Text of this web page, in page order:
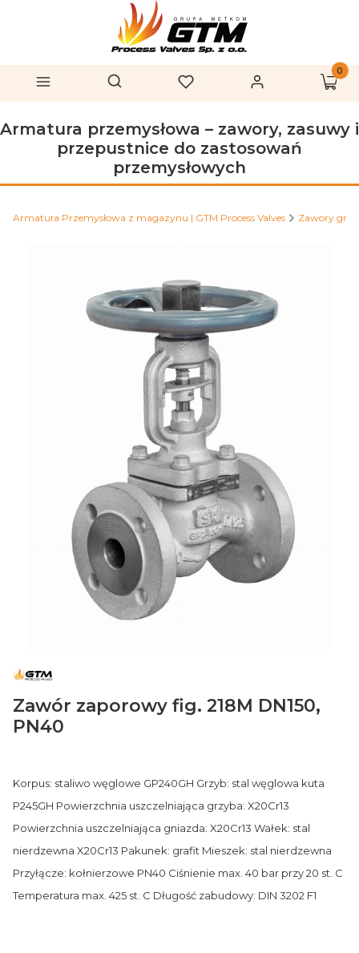
Menu Otwórz wyszukiwarkę
Szukaj Ulubione Zaloguj się
Armatura przemysłowa – zawory, zasuwy i
przepustnice do zastosowań
przemysłowych
Armatura Przemysłowa z magazynu | GTM Process Valves Zawory
Zawór zaporowy fig. 218M DN150,
PN40
Korpus: staliwo węglowe GP240GH Grzyb: stal węglowa kuta
P245GH Powierzchnia uszczelniająca grzyba: X20Cr13
Powierzchnia uszczelniająca gniazda: X20Cr13 Wałek: stal
nierdzewna X20Cr13 Pakunek: grafit Mieszek: stal nierdzewna
Przyłącze: kołnierzowe PN40 Ciśnienie max. 40 bar przy 20 st. C
Temperatura max. 425 st. C Długość zabudowy: DIN 3202 F1